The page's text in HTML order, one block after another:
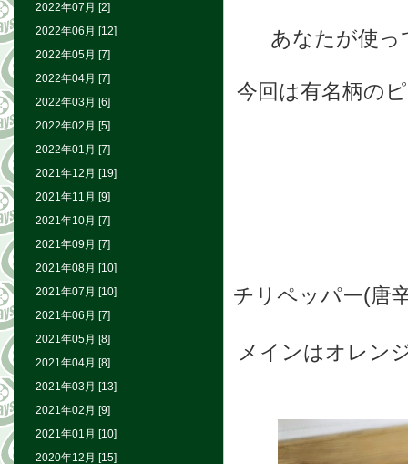
あなたが使っ
今回は有名柄の
チリペッパー(唐
メインはオレン
2022年07月 [2]
2022年06月 [12]
2022年05月 [7]
2022年04月 [7]
2022年03月 [6]
2022年02月 [5]
2022年01月 [7]
2021年12月 [19]
2021年11月 [9]
2021年10月 [7]
2021年09月 [7]
2021年08月 [10]
2021年07月 [10]
2021年06月 [7]
2021年05月 [8]
2021年04月 [8]
2021年03月 [13]
2021年02月 [9]
2021年01月 [10]
2020年12月 [15]